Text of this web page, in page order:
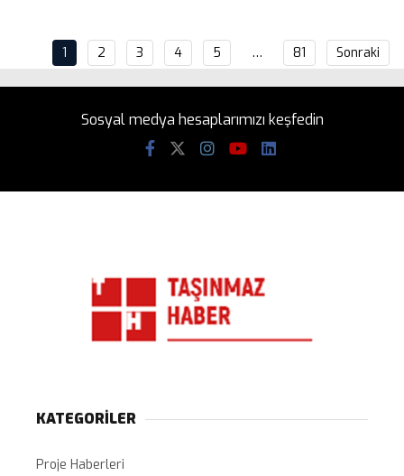
1 2 3 4 5 … 81 Sonraki
Sosyal medya hesaplarımızı keşfedin
KATEGORİLER
Proje Haberleri